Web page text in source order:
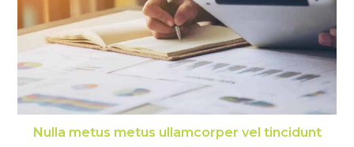
Nulla metus metus ullamcorper vel tincidunt